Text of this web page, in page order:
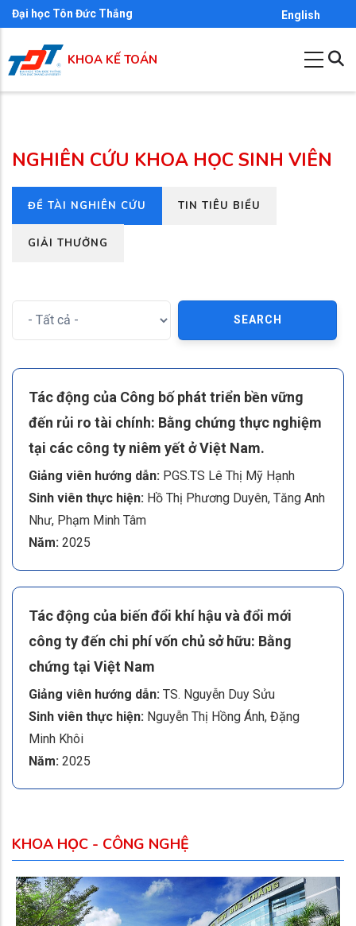
Nhảy
đến
nội
dung
Đại học Tôn Đức Thắng English
KHOA KẾ TOÁN
NGHIÊN CỨU KHOA HỌC SINH VIÊN
Primary
tabs
ĐỀ TÀI NGHIÊN CỨU TIN TIÊU BIỂU
GIẢI THƯỞNG
Tác động của Công bố phát triển bền vững
đến rủi ro tài chính: Bằng chứng thực nghiệm
tại các công ty niêm yết ở Việt Nam.
Giảng viên hướng dẫn: PGS.TS Lê Thị Mỹ Hạnh
Sinh viên thực hiện: Hồ Thị Phương Duyên, Tăng Anh
Như, Phạm Minh Tâm
Năm: 2025
Tác động của biến đổi khí hậu và đổi mới
công ty đến chi phí vốn chủ sở hữu: Bằng
chứng tại Việt Nam
Giảng viên hướng dẫn: TS. Nguyễn Duy Sửu
Sinh viên thực hiện: Nguyễn Thị Hồng Ánh, Đặng
Minh Khôi
Năm: 2025
KHOA HỌC - CÔNG NGHỆ